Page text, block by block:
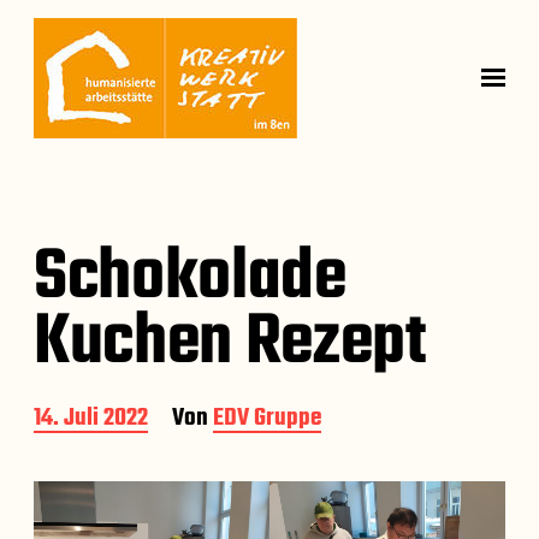
Schokolade
Kuchen Rezept
B
e
t
r
14. Juli 2022 VonEDV Gruppe